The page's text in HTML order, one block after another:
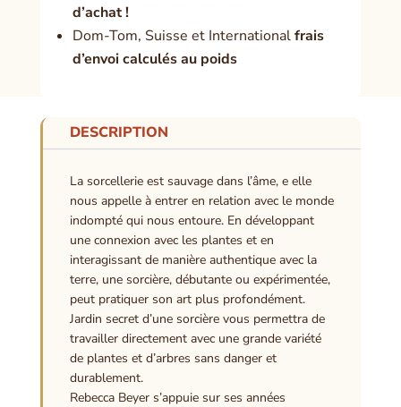
d’achat !
Dom-Tom, Suisse et Internationalfrais
d’envoi calculés au poids
DESCRIPTION
La sorcellerie est sauvage dans l’âme, e elle
nous appelle à entrer en relation avec le monde
indompté qui nous entoure. En développant
une connexion avec les plantes et en
interagissant de manière authentique avec la
terre, une sorcière, débutante ou expérimentée,
peut pratiquer son art plus profondément.
Jardin secret d’une sorcière vous permettra de
travailler directement avec une grande variété
de plantes et d’arbres sans danger et
durablement.
Rebecca Beyer s’appuie sur ses années